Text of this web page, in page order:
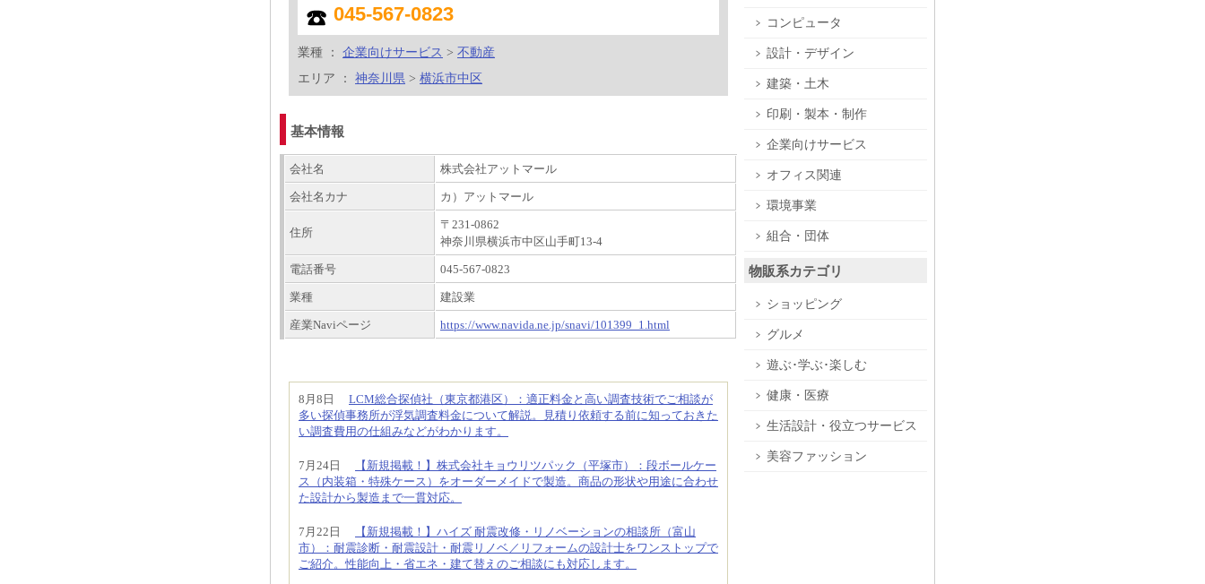
045-567-0823
業種 ： 企業向けサービス > 不動産
エリア ： 神奈川県 > 横浜市中区
基本情報
会社名 株式会社アットマール
会社名カナ カ）アットマール
住所
〒231-0862
神奈川県横浜市中区山手町13-4
電話番号 045-567-0823
業種 建設業
産業Naviページ https://www.navida.ne.jp/snavi/101399_1.html
8月8日 LCM総合探偵社（東京都港区）：適正料金と高い調査技術でご相談が
多い探偵事務所が浮気調査料金について解説。見積り依頼する前に知っておきた
い調査費用の仕組みなどがわかります。
7月24日
【新規掲載！】株式会社キョウリツパック（平塚市）：段ボールケー
ス（内装箱・特殊ケース）をオーダーメイドで製造。商品の形状や用途に合わせ
た設計から製造まで一貫対応。
7月22日
【新規掲載！】ハイズ 耐震改修・リノベーションの相談所（富山
市）：耐震診断・耐震設計・耐震リノベ／リフォームの設計士をワンストップで
ご紹介。性能向上・省エネ・建て替えのご相談にも対応します。
コンピュータ
設計・デザイン
建築・土木
印刷・製本・制作
企業向けサービス
オフィス関連
環境事業
組合・団体
物販系カテゴリ
ショッピング
グルメ
遊ぶ･学ぶ･楽しむ
健康・医療
生活設計・役立つサービス
美容ファッション